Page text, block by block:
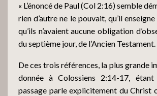
« L’énoncé de Paul (Col 2:16) semble
rien d’autre ne le pouvait, qu’il
qu’ils n’avaient aucune obligation
du septième jour, de l’Ancien Testament.
De ces trois références, la plus grande
donnée à Colossiens 2:14-17,
passage parle explicitement du Christ